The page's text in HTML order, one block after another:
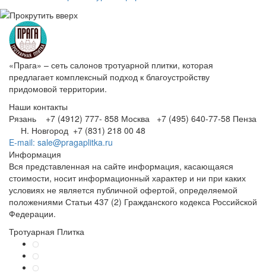
«Прага» – сеть салонов тротуарной плитки, которая
предлагает комплексный подход к благоустройству
придомовой территории.
Наши контакты
Рязань +7 (4912) 777- 858 Москва +7 (495) 640-77-58 Пенза
Н. Новгород +7 (831) 218 00 48
E-mail: sale@pragaplitka.ru
Информация
Вся представленная на сайте информация, касающаяся
стоимости, носит информационный характер и ни при каких
условиях не является публичной офертой, определяемой
положениями Статьи 437 (2) Гражданского кодекса Российской
Федерации.
Тротуарная Плитка